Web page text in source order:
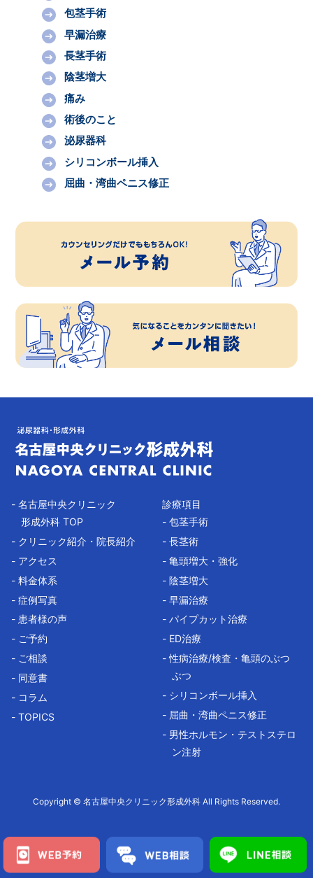
包茎手術
早漏治療
長茎手術
陰茎増大
痛み
術後のこと
泌尿器科
シリコンボール挿入
屈曲・湾曲ペニス修正
- 名古屋中央クリニック
形成外科 TOP
- クリニック紹介・院長紹介
- アクセス
- 料金体系
- 症例写真
- 患者様の声
- ご予約
- ご相談
- 同意書
- コラム
- TOPICS
診療項目
- 包茎手術
- 長茎術
- 亀頭増大・強化
- 陰茎増大
- 早漏治療
- パイプカット治療
- ED治療
- 性病治療/検査・亀頭のぶつ
ぶつ
- シリコンボール挿入
- 屈曲・湾曲ペニス修正
- 男性ホルモン・テストステロ
ン注射
Copyright © 名古屋中央クリニック形成外科 All Rights Reserved.